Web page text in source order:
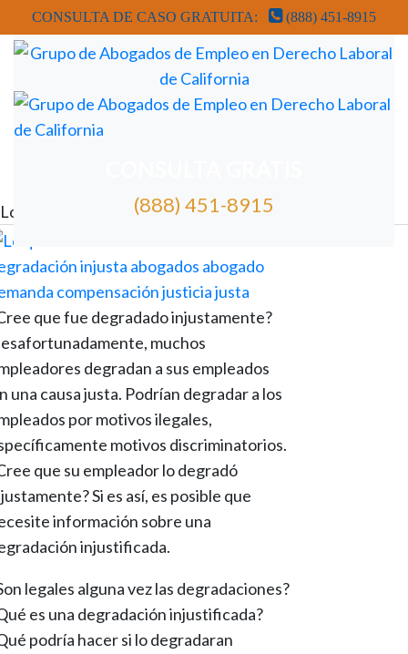
CONSULTA DE CASO GRATUITA: (888) 451-8915
(888) 451-8915
Lo que necesita saber sobre la degradación injustificada
que fue degradado injustamente?
muchos
degradan a sus empleados
una causa justa. Podrían degradar a los
por motivos ilegales,
motivos discriminatorios.
que su empleador lo degradó
Si es así, es posible que
información sobre una
injustificada.
legales alguna vez las degradaciones?
es una degradación injustificada?
podría hacer si lo degradaran